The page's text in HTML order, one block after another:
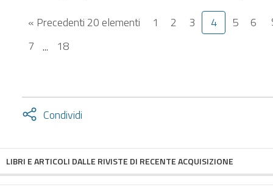
« Precedenti 20 elementi 1 2 3 4 5
6
7 ... 18
Condividi
Attiva
LIBRI E ARTICOLI DALLE RIVISTE DI RECENTE ACQUISIZIONE